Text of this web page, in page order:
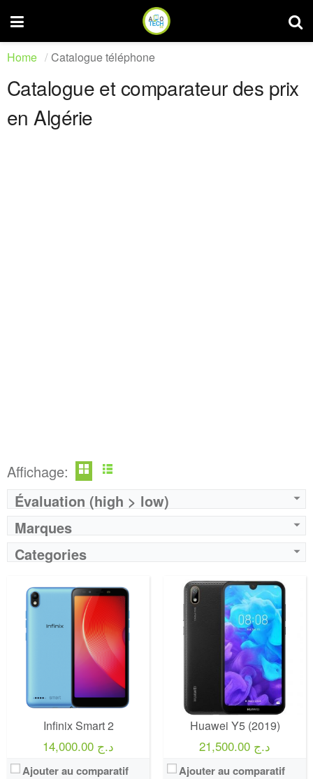
Home Catalogue téléphone
Catalogue et comparateur des prix
en Algérie
Affichage:
Évaluation (high > low)
Marques
Categories
Infinix Smart 2
14,000.00 د.ج
Ajouter au comparatif
Huawei Y5 (2019)
21,500.00 د.ج
Ajouter au comparatif